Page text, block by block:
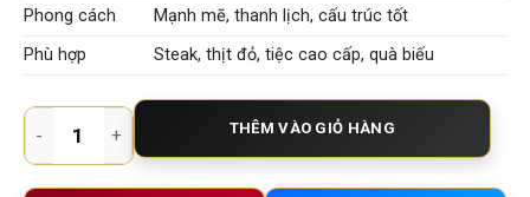
Phong cách
Mạnh mẽ, thanh lịch, cấu trúc tốt
Phù hợp
Steak, thịt đỏ, tiệc cao cấp, quà biếu
Rượu Vang Pháp Château Plantey Pauillac 2020 Cru
THÊM VÀO GIỎ HÀNG